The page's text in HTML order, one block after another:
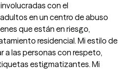
con el
en un centro de abuso
que están en riesgo,
residencial. Mi estilo de
a las personas con respeto,
estigmatizantes. Mi